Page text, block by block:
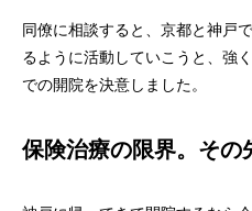
同僚に相談すると、京都と神戸
るように活動していこうと、強
での開院を決意しました。
保険治療の限界。その